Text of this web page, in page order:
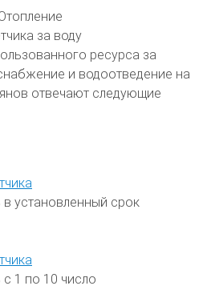
за воду
ресурса за
и водоотведение на
отвечают следующие
установленный срок
1 по 10 число